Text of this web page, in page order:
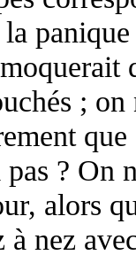
;
? On
alors
à nez